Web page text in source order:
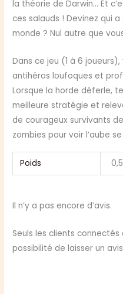
la théorie de Darwin… Et
ces salauds ! Devinez qui
monde ? Nul autre que
Dans ce jeu (1 à 6 joueurs),
antihéros loufoques et
Lorsque la horde déferle,
meilleure stratégie et
de courageux survivants
zombies pour voir l’aube
Poids
Il n’y a pas encore d’avis.
Seuls les clients
possibilité de laisser un